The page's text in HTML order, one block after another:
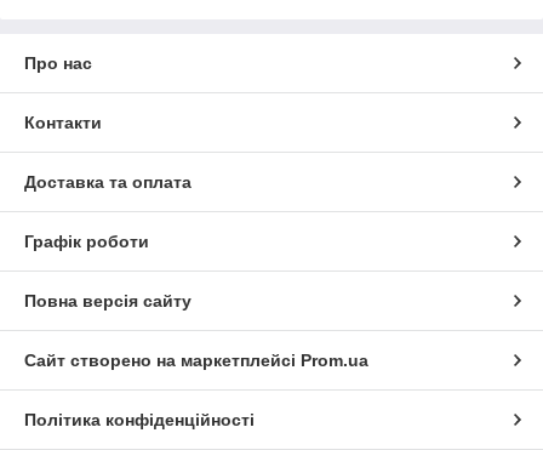
Про нас
Контакти
Доставка та оплата
Графік роботи
Повна версія сайту
Сайт створено на маркетплейсі Prom.ua
Політика конфіденційності